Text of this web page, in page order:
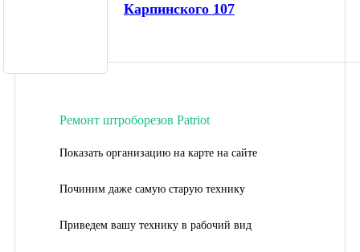
Карпинского 107
Ремонт штроборезов Patriot
Показать организацию на карте на сайте
Починим даже самую старую технику
Приведем вашу технику в рабочий вид